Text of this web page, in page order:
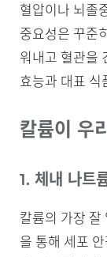
혈압이나 뇌졸
중요성은 꾸준
워내고 혈관을
효능과 대표 식
칼륨이 우
1. 체내 나트
칼륨의 가장 잘
을 통해 세포